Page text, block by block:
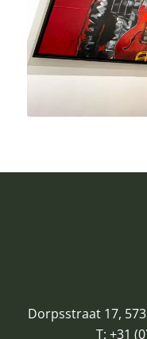
Dorpsstraat 17,
T:+31